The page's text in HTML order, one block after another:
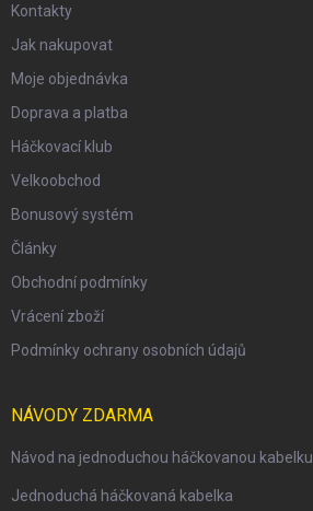
Kontakty
Jak nakupovat
Moje objednávka
Doprava a platba
Háčkovací klub
Velkoobchod
Bonusový systém
Články
Obchodní podmínky
Vrácení zboží
Podmínky ochrany osobních údajů
NÁVODY ZDARMA
Návod na jednoduchou háčkovanou kabelku
Jednoduchá háčkovaná kabelka